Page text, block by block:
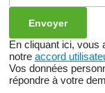
En cliquant ici, vous
notre accord
Vos données
répondre à votre